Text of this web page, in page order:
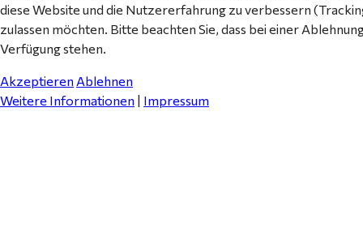
diese Website und die Nutzererfahrung zu verbessern
zulassen möchten. Bitte beachten Sie, dass bei einer
Verfügung stehen.
Akzeptieren Ablehnen
Weitere Informationen | Impressum